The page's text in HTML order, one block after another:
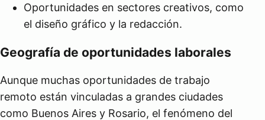
Oportunidades en sectores creativos, como
el diseño gráfico y la redacción.
Geografía de oportunidades laborales
Aunque muchas oportunidades de trabajo
remoto están vinculadas a grandes ciudades
como Buenos Aires y Rosario, el fenómeno del